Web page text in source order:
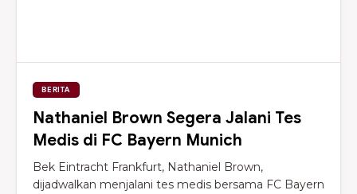
BERITA
Nathaniel Brown Segera Jalani Tes
Medis di FC Bayern Munich
Bek Eintracht Frankfurt, Nathaniel Brown,
dijadwalkan menjalani tes medis bersama FC Bayern